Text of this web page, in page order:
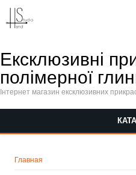
Ексклюзивні
полімерної
Інтернет магазин ексклюзивних
Главная